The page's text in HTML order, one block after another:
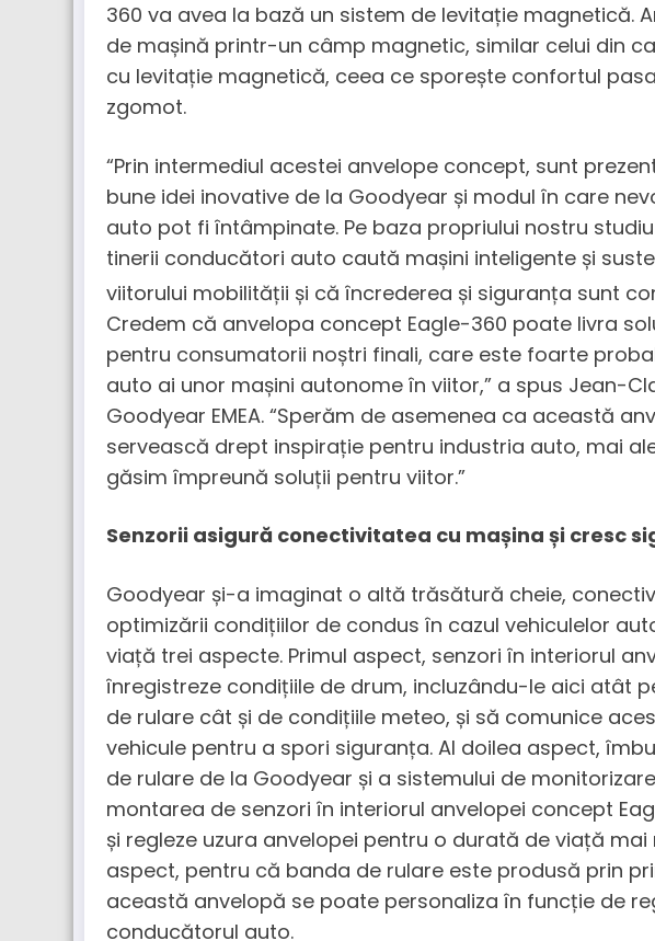
360 va avea la bază un sistem de levitație magnetică.
de mașină printr-un câmp magnetic, similar celui din
cu levitație magnetică, ceea ce sporește confortul
zgomot.
“Prin intermediul acestei anvelope concept, sunt
bune idei inovative de la Goodyear și modul în care
auto pot fi întâmpinate. Pe baza propriului nostru
tinerii conducători auto caută mașini inteligente și
viitorului mobilității și că încrederea și siguranța sunt
Credem că anvelopa concept Eagle-360 poate livra
pentru consumatorii noștri finali, care este foarte
auto ai unor mașini autonome în viitor,” a spus Jean-
Goodyear EMEA. “Sperăm de asemenea ca această
servească drept inspirație pentru industria auto, mai
găsim împreună soluții pentru viitor.”
Senzorii asigură conectivitatea cu mașina și cresc
Goodyear și-a imaginat o altă trăsătură cheie,
optimizării condițiilor de condus în cazul vehiculelor
viață trei aspecte. Primul aspect, senzori în interiorul
înregistreze condițiile de drum, incluzându-le aici atât
de rulare cât și de condițiile meteo, și să comunice
vehicule pentru a spori siguranța. Al doilea aspect,
de rulare de la Goodyear și a sistemului de
montarea de senzori în interiorul anvelopei concept
și regleze uzura anvelopei pentru o durată de viață
aspect, pentru că banda de rulare este produsă prin
această anvelopă se poate personaliza în funcție de
conducătorul auto.